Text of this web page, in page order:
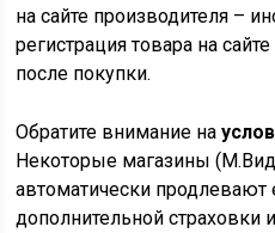
на сайте производителя –
регистрация товара на
после покупки.
Обратите внимание на
Некоторые магазины
автоматически продлевают
дополнительной страховки